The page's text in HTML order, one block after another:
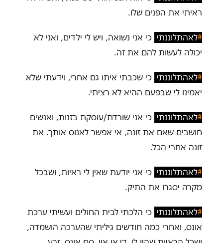
ראיתי את הפנים שלו.
#לאהתלוננתי כי אני נשואה, ויש לי ילדים, ואני לא
יכולה לעשות להם את זה.
#לאהתלוננתי כי שכבתי איתו גם אחרי, וידעתי שלא
יאמינו לי שבפעם ההיא לא רציתי.
#לאהתלוננתי כי אני שורדת/עוסקת בזנות, ואנשים
חושבים שאם את זונה, אי אפשר לאנוס אותך. את
זונה אחרי הכל.
#לאהתלוננתי כי אני יודעת שאין לי ראיות, ושבכל
מקרה יסגרו את התיק.
#לאהתלוננתי כי הלכתי לבית החולים ועשיתי ערכת
אונס, ואחרי כמה חודשים גיליתי שהערכה הושמדה,